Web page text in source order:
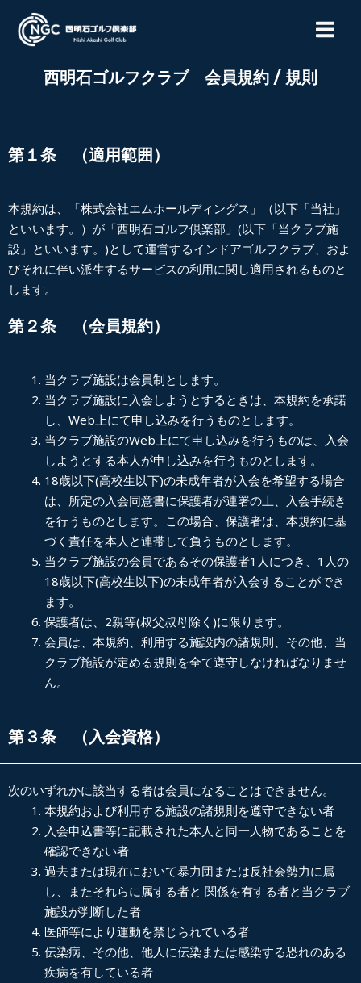
MAIN
西明石ゴルフクラブ 会員規約 / 規則
第１条 （適用範囲）
本規約は、「株式会社エムホールディングス」（以下「当社」
といいます。）が「西明石ゴルフ倶楽部」 (以下「当クラブ施
設」といいます。 )として運営するインドアゴルフクラブ、およ
びそれに伴い派生するサービスの利用に関し適用されるものと
します。
第２条 （会員規約）
当クラブ施設は会員制とします。
当クラブ施設に入会しようとするときは、本規約を承諾
し、 Web 上にて申し込みを行うものとします。
当クラブ施設のWeb 上にて申し込みを行うものは、入会
しようとする本人が申し込みを行うものとします。
18歳以下(高校生以下)の未成年者が入会を希望する場合
は、所定の入会同意書に保護者が連署の上、入会手続き
を行うものとします。この場合、保護者は、本規約に基
づく責任を本人と連帯して負うものとします。
当クラブ施設の会員であるその保護者1 人につき、 1 人の
18歳以下(高校生以下)の未成年者が入会することができ
ます。
保護者は、 2親等(叔父叔母除く )に限ります。
会員は、本規約、利用する施設内の諸規則、その他、当
クラブ施設が定める規則を全て遵守しなければなりませ
ん。
第３条 （入会資格）
次のいずれかに該当する者は会員になることはできません。
本規約および利用する施設の諸規則を遵守できない者
入会申込書等に記載された本人と同一人物であることを
確認できない者
過去または現在において暴力団または反社会勢力に属
し、またそれらに属する者と 関係を有する者と当クラブ
施設が判断した者
医師等により運動を禁じられている者
伝染病、その他、他人に伝染または感染する恐れのある
疾病を有している者